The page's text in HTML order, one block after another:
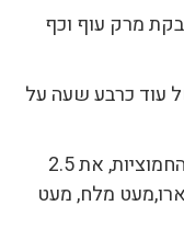
מרק עוף וכף
עוד כרבע שעה על
לאחר מכן מוסיפים את מצימוקים או החמוציות, את 2.5
מים שנשארו,מעט מלח, מעט